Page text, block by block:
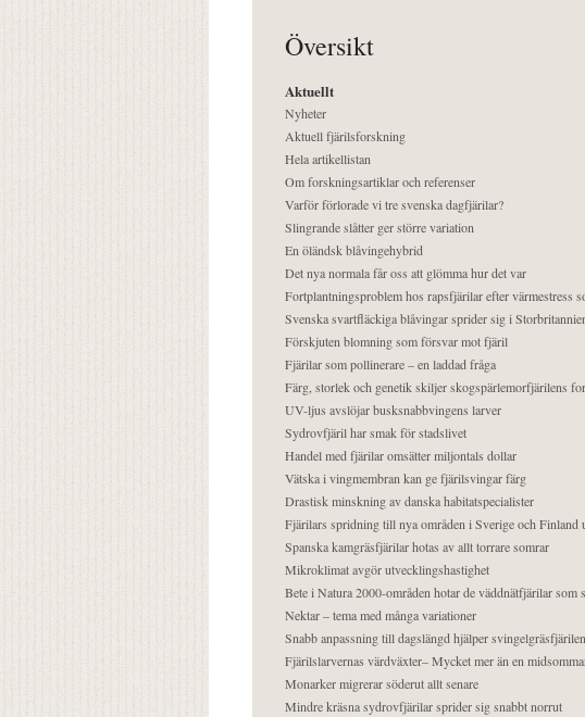
Översikt
Aktuellt
Nyheter
Aktuell fjärilsforskning
Hela artikellistan
Om forskningsartiklar och referenser
Varför förlorade vi tre svenska dagfjärilar?
Slingrande slåtter ger större variation
En öländsk blåvingehybrid
Det nya normala får oss att glömma hur det var
Fortplantningsproblem hos rapsfjärilar efter värmestress
Svenska svartfläckiga blåvingar sprider sig i
Förskjuten blomning som försvar mot fjäril
Fjärilar som pollinerare – en laddad fråga
Färg, storlek och genetik skiljer skogspärlemorfjärilens
UV-ljus avslöjar busksnabbvingens larver
Sydrovfjäril har smak för stadslivet
Handel med fjärilar omsätter miljontals dollar
Vätska i vingmembran kan ge fjärilsvingar färg
Drastisk minskning av danska habitatspecialister
Fjärilars spridning till nya områden i Sverige och Finland
Spanska kamgräsfjärilar hotas av allt torrare somrar
Mikroklimat avgör utvecklingshastighet
Bete i Natura 2000-områden hotar de väddnätfjärilar som
Nektar – tema med många variationer
Snabb anpassning till dagslängd hjälper
Fjärilslarvernas värdväxter– Mycket mer än en
Monarker migrerar söderut allt senare
Mindre kräsna sydrovfjärilar sprider sig snabbt norrut